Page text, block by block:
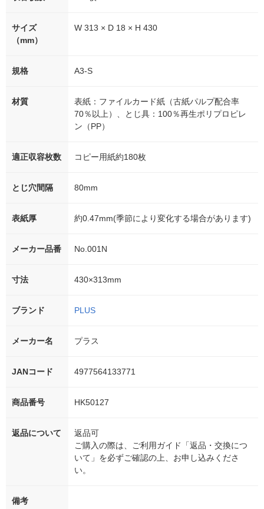
サイズ
（mm）
W 313 × D 18 × H 430
規格 A3-S
材質
表紙：ファイルカード紙（古紙パルプ配合率
70％以上）、とじ具：100％再生ポリプロピレ
ン（PP）
適正収容枚数 コピー用紙約180枚
とじ穴間隔 80mm
表紙厚 約0.47mm(季節により変化する場合があります)
メーカー品番 No.001N
寸法 430×313mm
ブランド PLUS
メーカー名 プラス
JANコード 4977564133771
商品番号 HK50127
返品について
返品可
ご購入の際は、ご利用ガイド「返品・交換につ
いて」を必ずご確認の上、お申し込みくださ
い。
備考